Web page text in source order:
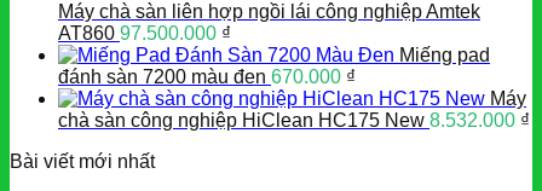
Máy chà sàn liên hợp ngồi lái công nghiệp Amtek
AT860 97.500.000 ₫
Miếng pad
đánh sàn 7200 màu đen 670.000 ₫
Máy
chà sàn công nghiệp HiClean HC175 New 8.532.000 ₫
Bài viết mới nhất